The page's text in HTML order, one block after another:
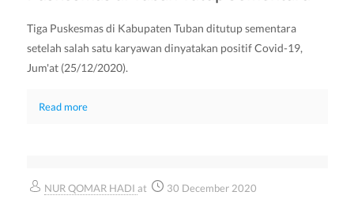
Tiga Puskesmas di Kabupaten Tuban ditutup sementara
setelah salah satu karyawan dinyatakan positif Covid-19,
Jum'at (25/12/2020).
Read more
NUR QOMAR HADI at 30 December 2020